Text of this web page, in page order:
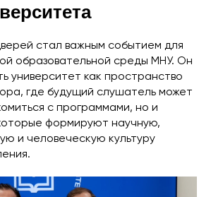
стал важным событием для
образовательной среды МНУ. Он
университет как пространство
где будущий слушатель может
с программами, но и
формируют научную,
и человеческую культуру